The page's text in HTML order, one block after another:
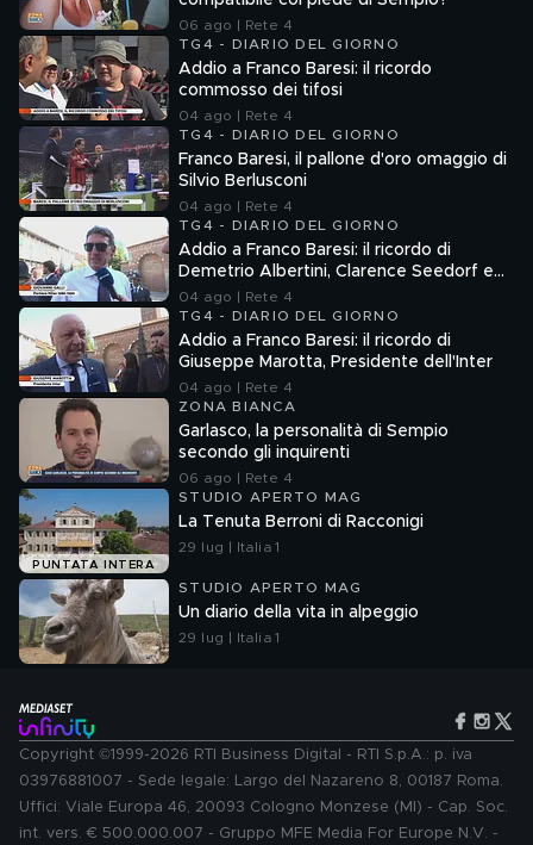
06 ago | Rete 4
TG4 - DIARIO DEL GIORNO
Addio a Franco Baresi: il ricordo
commosso dei tifosi
04 ago | Rete 4
TG4 - DIARIO DEL GIORNO
Franco Baresi, il pallone d'oro omaggio di
Silvio Berlusconi
04 ago | Rete 4
TG4 - DIARIO DEL GIORNO
Addio a Franco Baresi: il ricordo di
Demetrio Albertini, Clarence Seedorf e
Giovanni Galli
04 ago | Rete 4
TG4 - DIARIO DEL GIORNO
Addio a Franco Baresi: il ricordo di
Giuseppe Marotta, Presidente dell'Inter
04 ago | Rete 4
ZONA BIANCA
Garlasco, la personalità di Sempio
secondo gli inquirenti
06 ago | Rete 4
PUNTATA INTERA
STUDIO APERTO MAG
La Tenuta Berroni di Racconigi
29 lug | Italia 1
STUDIO APERTO MAG
Un diario della vita in alpeggio
29 lug | Italia 1
Copyright ©1999-2026 RTI Business Digital - RTI S.p.A.: p. iva
03976881007 - Sede legale: Largo del Nazareno 8, 00187 Roma.
Uffici: Viale Europa 46, 20093 Cologno Monzese (MI) - Cap. Soc.
int. vers. € 500.000.007 - Gruppo MFE Media For Europe N.V. -